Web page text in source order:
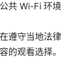
共 Wi-Fi 环境
遵守当地法律
的观看选择。